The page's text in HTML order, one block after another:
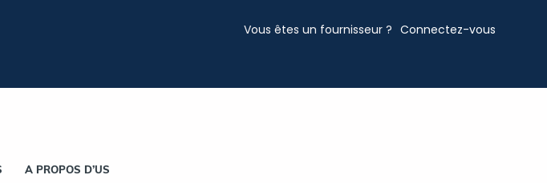
Vous êtes un fournisseur ? Connectez-vous
A PROPOS D’US